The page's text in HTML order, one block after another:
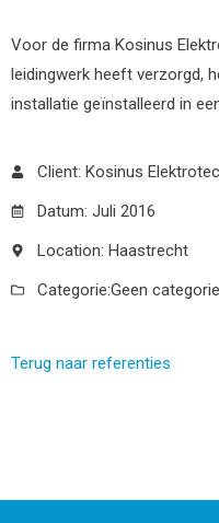
Voor de firma Kosinus
leidingwerk heeft verzorgd,
installatie geïnstalleerd in
Client: Kosinus
Datum: Juli 2016
Location: Haastrecht
Categorie:Geen categorie
Terug naar referenties